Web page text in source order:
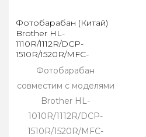
Фотобарабан (Китай)
Brother HL-
1110R/1112R/DCP-
1510R/1520R/MFC-
1810R/1815R (TN-1075)
Фотобарабан
совместим с моделями
Brother HL-
1010R/1112R/DCP-
1510R/1520R/MFC-